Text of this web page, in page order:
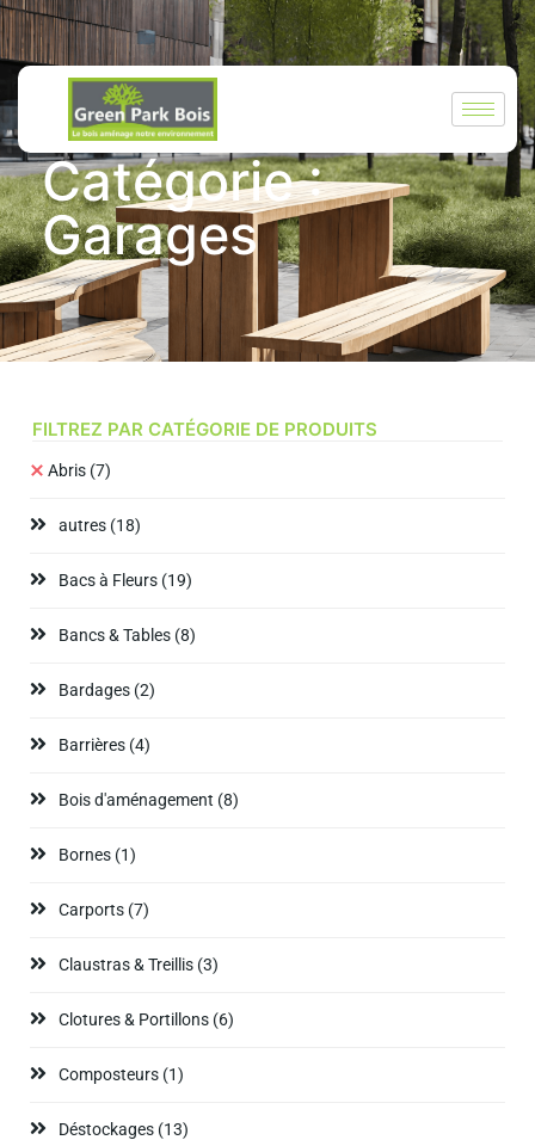
GREEN PARK BOIS
Catégorie :
Garages
FILTREZ PAR CATÉGORIE DE PRODUITS
Abris (7)
autres (18)
Bacs à Fleurs (19)
Bancs & Tables (8)
Bardages (2)
Barrières (4)
Bois d'aménagement (8)
Bornes (1)
Carports (7)
Claustras & Treillis (3)
Clotures & Portillons (6)
Composteurs (1)
Déstockages (13)